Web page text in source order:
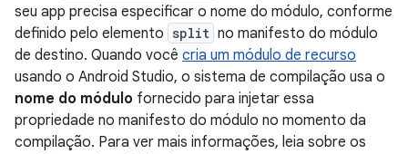
seu app precisa especificar o nome do módulo, conforme
definido pelo elemento split no manifesto do módulo
de destino. Quando você cria um módulo de recurso
usando o Android Studio, o sistema de compilação usa o
nome do módulo fornecido para injetar essa
propriedade no manifesto do módulo no momento da
compilação. Para ver mais informações, leia sobre os